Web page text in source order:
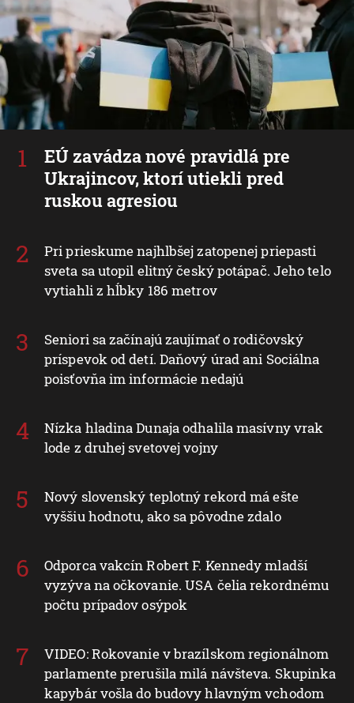
EÚ zavádza nové pravidlá pre
Ukrajincov, ktorí utiekli pred
ruskou agresiou
Pri prieskume najhlbšej zatopenej priepasti
sveta sa utopil elitný český potápač. Jeho telo
vytiahli z hĺbky 186 metrov
Seniori sa začínajú zaujímať o rodičovský
príspevok od detí. Daňový úrad ani Sociálna
poisťovňa im informácie nedajú
Nízka hladina Dunaja odhalila masívny vrak
lode z druhej svetovej vojny
Nový slovenský teplotný rekord má ešte
vyššiu hodnotu, ako sa pôvodne zdalo
Odporca vakcín Robert F. Kennedy mladší
vyzýva na očkovanie. USA čelia rekordnému
počtu prípadov osýpok
VIDEO: Rokovanie v brazílskom regionálnom
parlamente prerušila milá návšteva. Skupinka
kapybár vošla do budovy hlavným vchodom